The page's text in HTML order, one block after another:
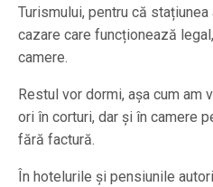
Turismului, pentru că
cazare care funcționează
camere.
Restul vor dormi, așa cum am
ori în corturi, dar și în camere
fără factură.
În hotelurile și pensiunile